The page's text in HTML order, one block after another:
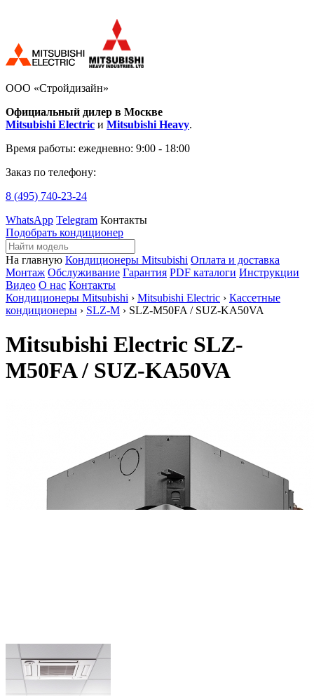
ООО «Стройдизайн»
Официальный дилер в Москве
Mitsubishi Electric и Mitsubishi Heavy.
Время работы: ежедневно: 9:00 - 18:00
Заказ по телефону:
8 (495) 740-23-24
WhatsApp Telegram Контакты
Подобрать кондиционер
На главную Кондиционеры Mitsubishi Оплата и доставка
Монтаж Обслуживание Гарантия PDF каталоги Инструкции
Видео О нас Контакты
Кондиционеры Mitsubishi › Mitsubishi Electric › Кассетные
кондиционеры › SLZ-M › SLZ-M50FA / SUZ-KA50VA
Mitsubishi Electric SLZ-
M50FA / SUZ-KA50VA